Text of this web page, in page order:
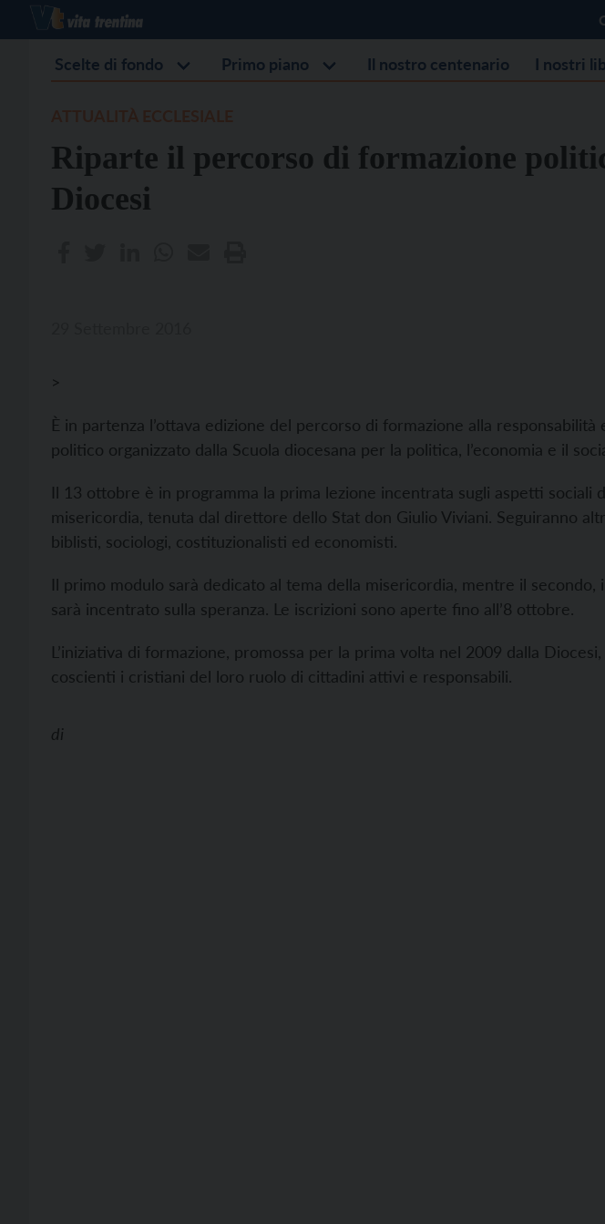
Scelte di fondo Primo piano Il nostro centenario I nostri
Riparte il percorso di formazione
Diocesi
>
È in partenza l’ottava edizione del percorso di formazione alla responsabilità
politico organizzato dalla Scuola diocesana per la politica, l’economia e il
Il 13 ottobre è in programma la prima lezione incentrata sugli aspetti sociali
misericordia, tenuta dal direttore dello Stat don Giulio Viviani. Seguiranno
biblisti, sociologi, costituzionalisti ed economisti.
Il primo modulo sarà dedicato al tema della misericordia, mentre il secondo,
sarà incentrato sulla speranza. Le iscrizioni sono aperte fino all’8 ottobre.
L’iniziativa di formazione, promossa per la prima volta nel 2009 dalla
coscienti i cristiani del loro ruolo di cittadini attivi e responsabili.
di